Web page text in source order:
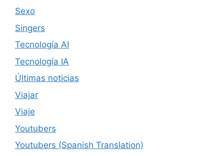
Sexo
Singers
Tecnología AI
Tecnología IA
Últimas noticias
Viajar
Viaje
Youtubers
Youtubers (Spanish Translation)